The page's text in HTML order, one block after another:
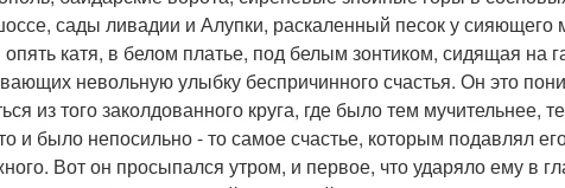
сады ливадии и Алупки, раскаленный песок у сияющего
катя, в белом платье, под белым зонтиком, сидящая на
невольную улыбку беспричинного счастья. Он это
из того заколдованного круга, где было тем мучительнее,
и было непосильно - то самое счастье, которым подавлял
Вот он просыпался утром, и первое, что ударяло ему в